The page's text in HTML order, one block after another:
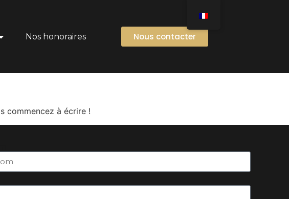
Nos honoraires Nous contacter
commencez à écrire !